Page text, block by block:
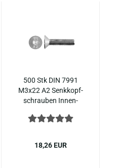
500 Stk DIN 7991
M3x22 A2 Senk­kopf­
schrau­ben In­nen­
Edel­stahl
18,26 EUR